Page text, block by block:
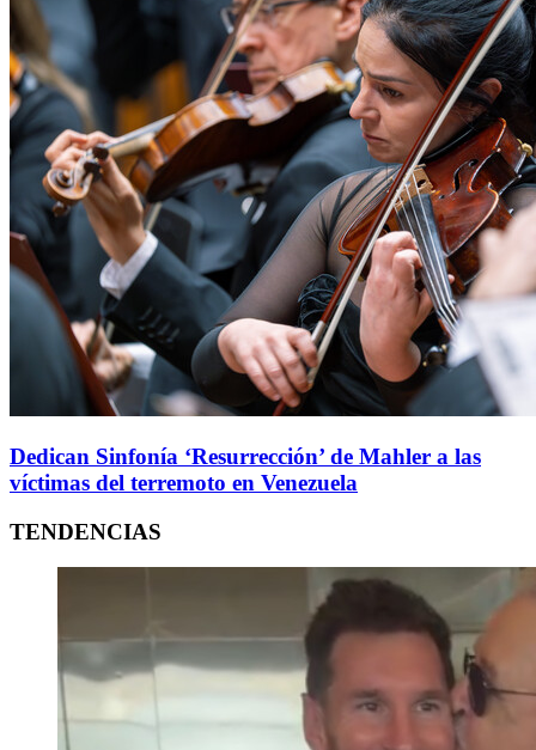
Dedican Sinfonía ‘Resurrección’ de Mahler a las
víctimas del terremoto en Venezuela
TENDENCIAS